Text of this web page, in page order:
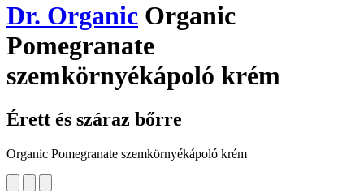
Dr. Organic Organic
Pomegranate
szemkörnyékápoló krém
Érett és száraz bőrre
Organic Pomegranate szemkörnyékápoló krém